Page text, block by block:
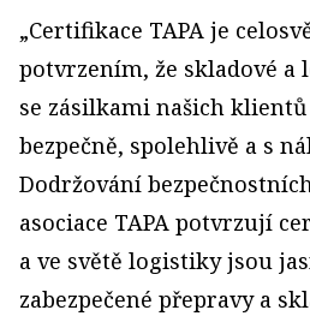
„Certifikace TAPA je
potvrzením, že skladové a
se zásilkami našich
bezpečně, spolehlivě a s
Dodržování
asociace TAPA potvrzují
a ve světě logistiky jsou
zabezpečené přepravy a